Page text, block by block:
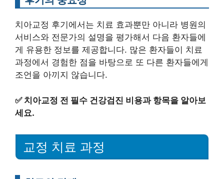
치아교정 후기에서는 치료 효과뿐만 아니라 병원의
서비스와 전문가의 설명을 평가해서 다음 환자들에
게 유용한 정보를 제공합니다. 많은 환자들이 치료
과정에서 경험한 점을 바탕으로 또 다른 환자들에게
조언을 아끼지 않습니다.
✅ 치아교정 전 필수 건강검진 비용과 항목을 알아보
세요.
교정 치료 과정